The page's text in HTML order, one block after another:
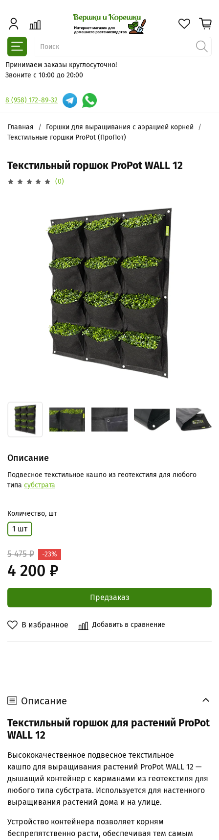
Принимаем заказы круглосуточно!
Звоните с 10:00 до 20:00
8 (958) 172-89-32
Главная
Горшки для выращивания с аэрацией корней
Текстильные горшки ProPot (ПроПот)
Текстильный горшок ProPot WALL 12
(0)
В избранное Добавить в сравнение
Количество, шт
1 шт
Описание
Подвесное текстильное кашпо из геотекстиля для любого
типа субстрата
5 475 ₽
4 200 ₽
-23%
Предзаказ
Описание
Текстильный горшок для растений ProPot
WALL 12
Высококачественное подвесное текстильное
кашпо для выращивания растений ProPot WALL 12 —
дышащий контейнер с карманами из геотекстиля для
любого типа субстрата. Используется для настенного
выращивания растений дома и на улице.
Устройство контейнера позволяет корням
беспрепятственно расти, обеспечивая тем самым